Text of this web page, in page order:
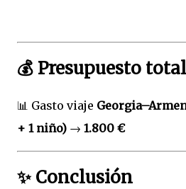
💰 Presupuesto total
📊 Gasto viaje
+ 1 niño) → 1.800 €
✨ Conclusión